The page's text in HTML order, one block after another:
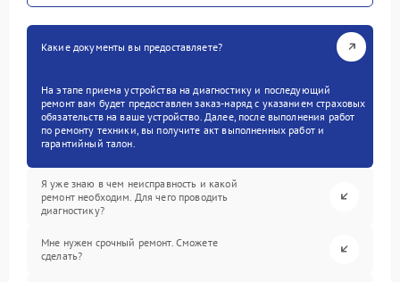
Какие документы вы предоставляете?
На этапе приема устройства на диагностику и последующий
ремонт вам будет предоставлен заказ-наряд с указанием страховых
обязательств на ваше устройство. Далее, после выполнения работ
по ремонту техники, вы получите акт выполненных работ и
гарантийный талон.
Я уже знаю в чем неисправность и какой
ремонт необходим. Для чего проводить
диагностику?
Мне нужен срочный ремонт. Сможете
сделать?